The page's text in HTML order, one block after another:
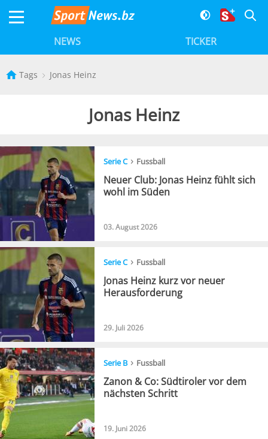
NEWS TICKER
Tags Jonas Heinz
Jonas Heinz
Serie C› Fussball
Neuer Club: Jonas Heinz fühlt sich
wohl im Süden
03. August 2026
Serie C› Fussball
Jonas Heinz kurz vor neuer
Herausforderung
29. Juli 2026
Serie B› Fussball
Zanon & Co: Südtiroler vor dem
nächsten Schritt
19. Juni 2026